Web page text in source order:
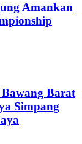
Amankan
Barat
Simpang